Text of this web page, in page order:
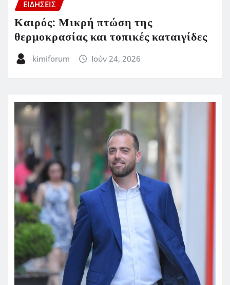
ΕΙΔΗΣΕΙΣ
Καιρός: Μικρή πτώση της
θερμοκρασίας και τοπικές καταιγίδες
kimiforum Ιούν 24, 2026